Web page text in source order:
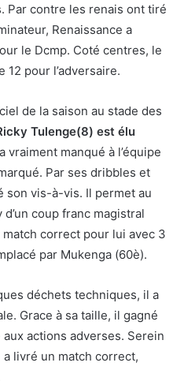
Par contre les renais ont tiré
Renaissance a
le Dcmp. Coté centres, le
pour l’adversaire.
de la saison au stade des
Tulenge(8) est élu
vraiment manqué à l’équipe
Par ses dribbles et
son vis-à-vis. Il permet au
coup franc magistral
match correct pour lui avec 3
par Mukenga (60è).
déchets techniques, il a
Grace à sa taille, il gagné
actions adverses. Serein
livré un match correct,